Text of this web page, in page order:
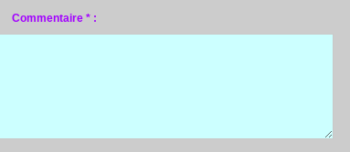
Commentaire * :